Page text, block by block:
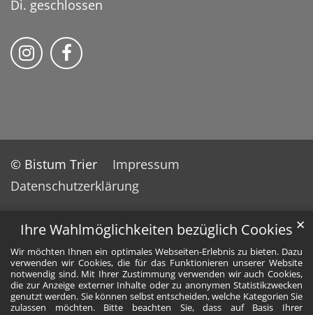
Ihre Wahlmöglichkeiten bezüglich Cookies
Wir möchten Ihnen ein optimales Webseiten-Erlebnis zu bieten. Dazu
verwenden wir Cookies, die für das Funktionieren unserer Website
notwendig sind. Mit Ihrer Zustimmung verwenden wir auch Cookies,
die zur Anzeige externer Inhalte oder zu anonymen Statistikzwecken
genutzt werden. Sie können selbst entscheiden, welche Kategorien Sie
zulassen möchten. Bitte beachten Sie, dass auf Basis Ihrer
✕
Di. geschlossen
Bistum Trier auf Instragram
Bistum Trier auf Facebook
© Bistum Trier
Impressum
Datenschutzerklärung